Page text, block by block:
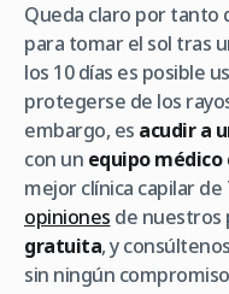
Queda claro por tanto
para tomar el sol tras
los 10 días es posible
protegerse de los
embargo, es acudir a
con un equipo médico
mejor clínica capilar
opiniones de nuestros
gratuita, y
sin ningún